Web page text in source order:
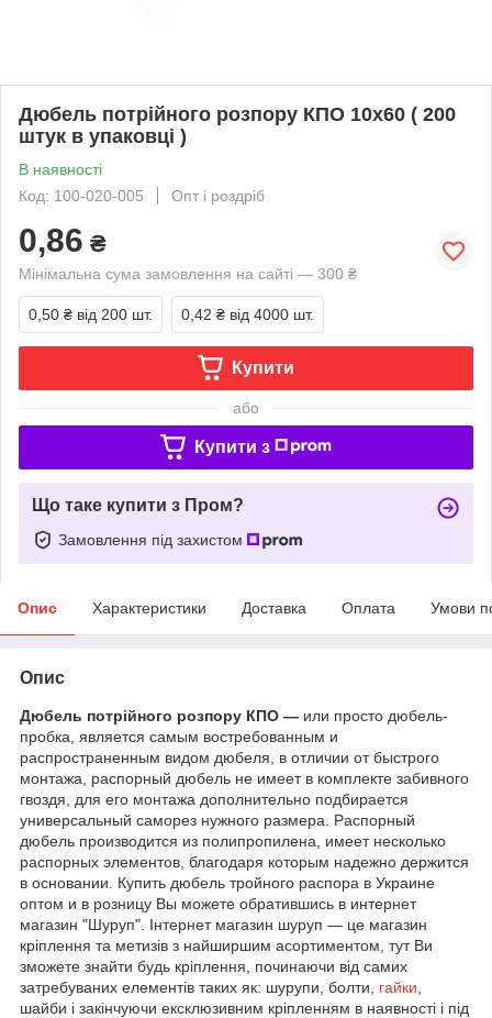
Дюбель потрійного розпору КПО 10х60 ( 200
штук в упаковці )
В наявності
Код: 100-020-005
Опт і роздріб
0,86 ₴
Мінімальна сума замовлення на сайті — 300 ₴
0,50 ₴ від 200 шт. 0,42 ₴ від 4000 шт.
Купити
або
Купити з
Що таке купити з Пром?
Замовлення під захистом
Опис Характеристики Доставка Оплата Умови
Опис
Дюбель потрійного розпору КПО ― или просто дюбель-
пробка, является самым востребованным и
распространенным видом дюбеля, в отличии от быстрого
монтажа, распорный дюбель не имеет в комплекте забивного
гвоздя, для его монтажа дополнительно подбирается
универсальный саморез нужного размера. Распорный
дюбель производится из полипропилена, имеет несколько
распорных элементов, благодаря которым надежно держится
в основании. Купить дюбель тройного распора в Украине
оптом и в розницу Вы можете обратившись в интернет
магазин "Шуруп". Інтернет магазин шуруп ― це магазин
кріплення та метизів з найширшим асортиментом, тут Ви
зможете знайти будь кріплення, починаючи від самих
затребуваних елементів таких як: шурупи, болти, гайки
шайби і закінчуючи ексклюзивним кріпленням в наявності і під